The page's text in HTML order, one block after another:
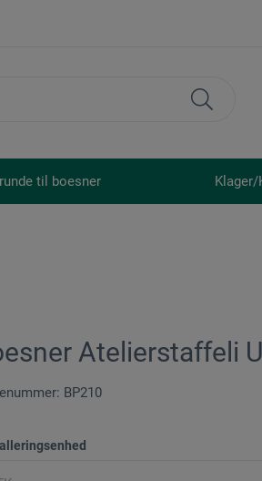
til boesner
Atelierstaffeli
BP210